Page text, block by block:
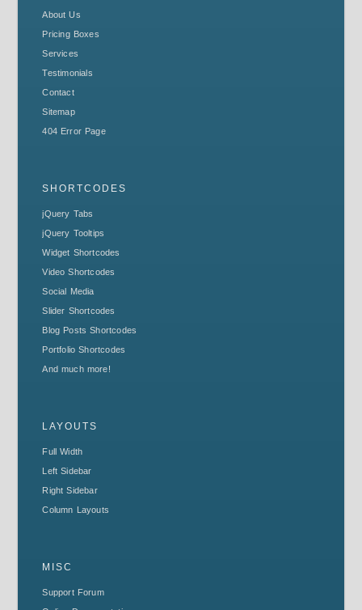
About Us
Pricing Boxes
Services
Testimonials
Contact
Sitemap
404 Error Page
SHORTCODES
jQuery Tabs
jQuery Tooltips
Widget Shortcodes
Video Shortcodes
Social Media
Slider Shortcodes
Blog Posts Shortcodes
Portfolio Shortcodes
And much more!
LAYOUTS
Full Width
Left Sidebar
Right Sidebar
Column Layouts
MISC
Support Forum